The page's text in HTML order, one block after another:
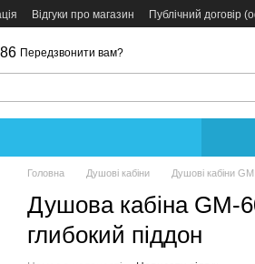
Відгуки про магазин Публічний договір
Передзвонити вам?
Головна Душові кабіни Душові кабіни GM
Душова кабіна GM-
глибокий піддон